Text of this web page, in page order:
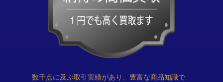
数千点に及ぶ取引実績があり、豊富な商品知識で